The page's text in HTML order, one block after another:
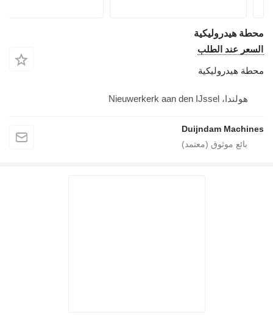
هيدروليكية
عند الطلب
هيدروليكية
هولندا، Nieuwerkerk aan den IJssel
Duijndam